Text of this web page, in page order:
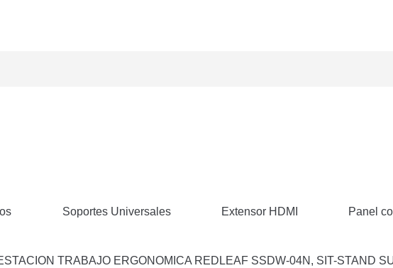
Soportes Universales Extensor HDMI Panel
TRABAJO ERGONOMICA REDLEAF SSDW-04N, SIT-STAND